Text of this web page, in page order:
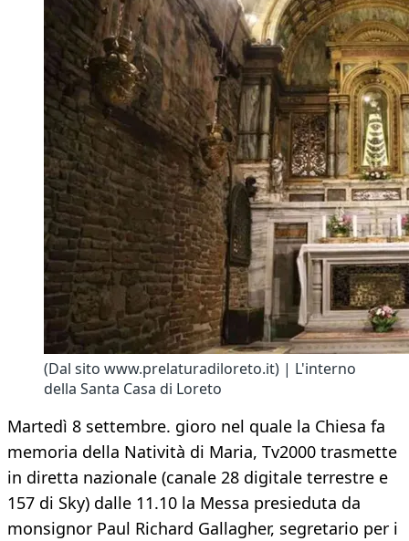
(Dal sito www.prelaturadiloreto.it) | L'interno
della Santa Casa di Loreto
Martedì 8 settembre. gioro nel quale la Chiesa fa
memoria della Natività di Maria, Tv2000 trasmette
in diretta nazionale (canale 28 digitale terrestre e
157 di Sky) dalle 11.10 la Messa presieduta da
monsignor Paul Richard Gallagher, segretario per i